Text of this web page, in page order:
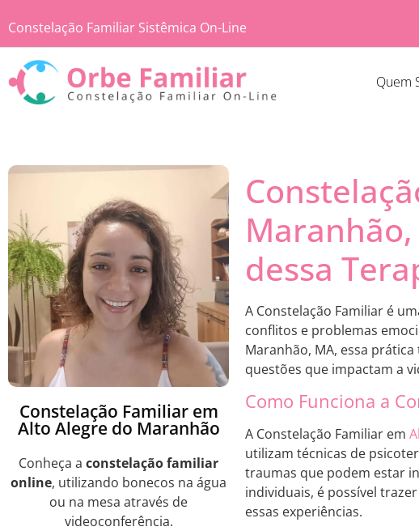
Constelação Familiar Sistêmica On-Line
Quem
Constelação Familiar em
Alto Alegre do Maranhão
Conheça a constelação familiar
online, utilizando bonecos na água
ou na mesa através de
videoconferência.
dessa
A Constelação Familiar é
conflitos e problemas
Maranhão, MA, essa
questões que impactam a
Como Funciona a
A Constelação Familiar em
utilizam técnicas de
traumas que podem estar
individuais, é possível
essas experiências.